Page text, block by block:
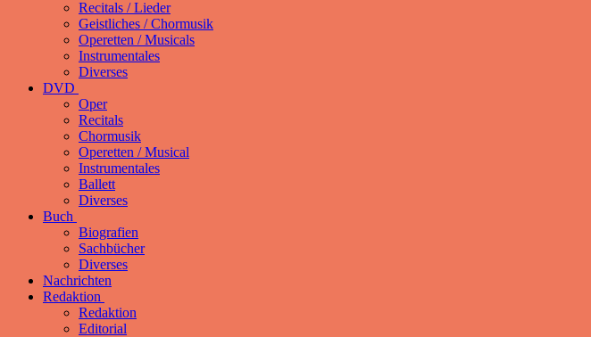
Recitals / Lieder
Geistliches / Chormusik
Operetten / Musicals
Instrumentales
Diverses
DVD
Oper
Recitals
Chormusik
Operetten / Musical
Instrumentales
Ballett
Diverses
Buch
Biografien
Sachbücher
Diverses
Nachrichten
Redaktion
Redaktion
Editorial